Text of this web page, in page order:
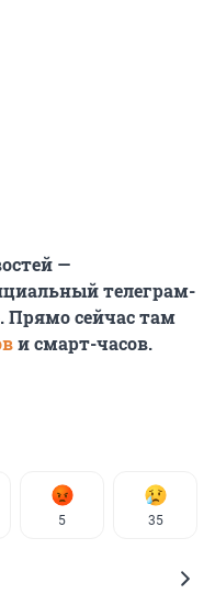
—
телеграм-
Прямо сейчас там
и смарт-часов.
5 35